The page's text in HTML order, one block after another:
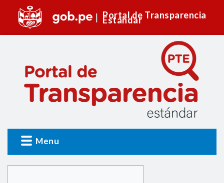
Portal de Transparencia
Estándar
Menu